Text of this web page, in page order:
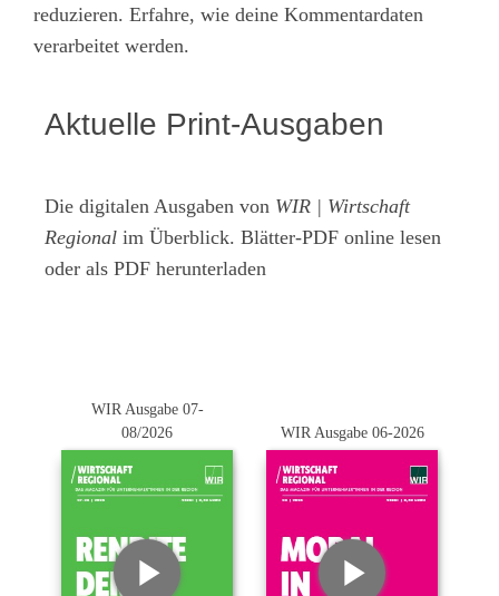
reduzieren. Erfahre, wie deine Kommentardaten
verarbeitet werden.
Aktuelle Print-Ausgaben
Die digitalen Ausgaben von WIR | Wirtschaft
Regional im Überblick. Blätter-PDF online lesen
oder als PDF herunterladen
WIR Ausgabe 07-
08/2026
WIR Ausgabe 06-2026